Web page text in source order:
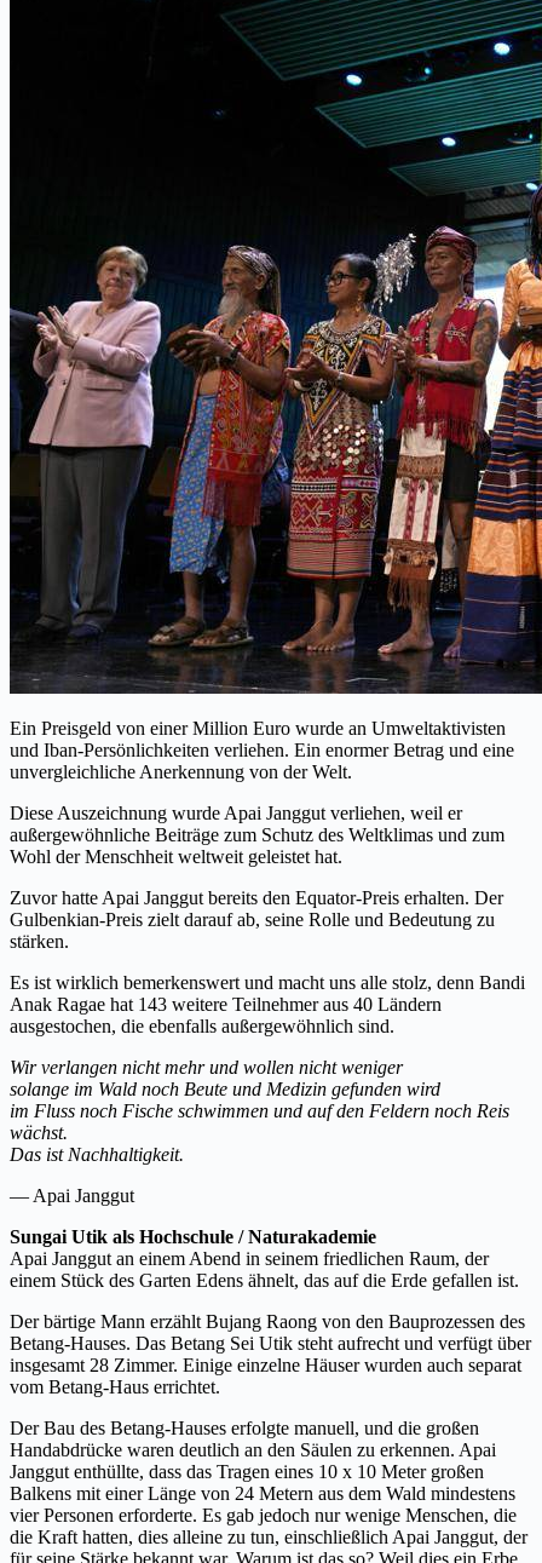
Ein Preisgeld von einer Million Euro wurde an Umweltaktivisten
und Iban-Persönlichkeiten verliehen. Ein enormer Betrag und eine
unvergleichliche Anerkennung von der Welt.
Diese Auszeichnung wurde Apai Janggut verliehen, weil er
außergewöhnliche Beiträge zum Schutz des Weltklimas und zum
Wohl der Menschheit weltweit geleistet hat.
Zuvor hatte Apai Janggut bereits den Equator-Preis erhalten. Der
Gulbenkian-Preis zielt darauf ab, seine Rolle und Bedeutung zu
stärken.
Es ist wirklich bemerkenswert und macht uns alle stolz, denn Bandi
Anak Ragae hat 143 weitere Teilnehmer aus 40 Ländern
ausgestochen, die ebenfalls außergewöhnlich sind.
Wir verlangen nicht mehr und wollen nicht weniger
solange im Wald noch Beute und Medizin gefunden wird
im Fluss noch Fische schwimmen und auf den Feldern noch Reis
wächst.
Das ist Nachhaltigkeit.
— Apai Janggut
Sungai Utik als Hochschule / Naturakademie
Apai Janggut an einem Abend in seinem friedlichen Raum, der
einem Stück des Garten Edens ähnelt, das auf die Erde gefallen ist.
Der bärtige Mann erzählt Bujang Raong von den Bauprozessen des
Betang-Hauses. Das Betang Sei Utik steht aufrecht und verfügt über
insgesamt 28 Zimmer. Einige einzelne Häuser wurden auch separat
vom Betang-Haus errichtet.
Der Bau des Betang-Hauses erfolgte manuell, und die großen
Handabdrücke waren deutlich an den Säulen zu erkennen. Apai
Janggut enthüllte, dass das Tragen eines 10 x 10 Meter großen
Balkens mit einer Länge von 24 Metern aus dem Wald mindestens
vier Personen erforderte. Es gab jedoch nur wenige Menschen, die
die Kraft hatten, dies alleine zu tun, einschließlich Apai Janggut, der
für seine Stärke bekannt war. Warum ist das so? Weil dies ein Erbe